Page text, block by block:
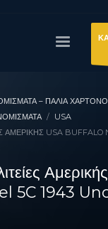
– ΠΑΛΙΆ
USA
USA BUFFALO
5C 1943